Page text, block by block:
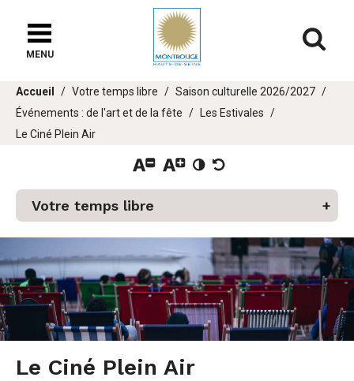
chat
MENU
Vous
êtes
Accueil Votre temps libre
Saison culturelle 2026/2027
Événements : de l'art et de la fête
Les Estivales
Le Ciné Plein Air
Votre temps libre
Le Ciné Plein Air